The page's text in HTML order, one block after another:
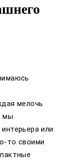
мелочь
мы
или
то своими